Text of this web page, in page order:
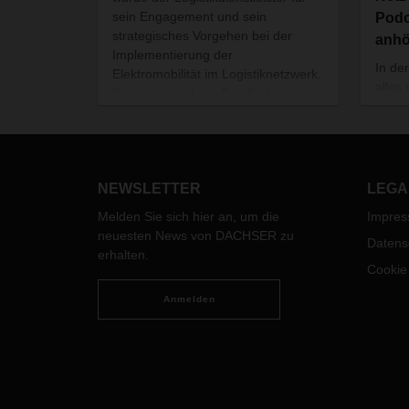
sein Engagement und sein
strategisches Vorgehen bei der
Implementierung der
Branchenverbänden aus
sowie SpedlogSwiss. Die Verleihung
In
NEWSLETTER
Melden Sie sich hier an, um die
neuesten News von DACHSER zu
erhalten.
Anmelden